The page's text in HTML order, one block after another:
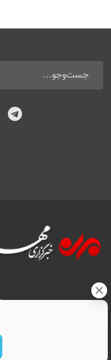
Creative Commons